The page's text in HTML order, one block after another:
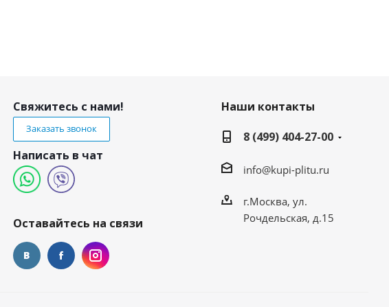
Свяжитесь с нами!
Заказать звонок
Написать в чат
Оставайтесь на связи
Наши контакты
8 (499) 404-27-00
info@kupi-plitu.ru
г.Москва, ул.
Рочдельская, д.15